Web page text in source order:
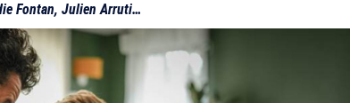
Fontan, Julien Arruti…